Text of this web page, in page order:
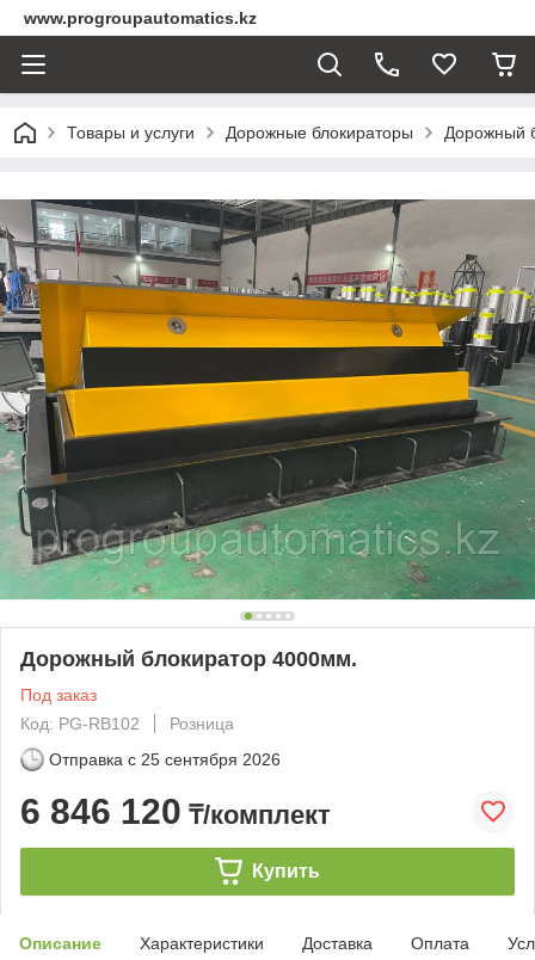
www.progroupautomatics.kz
Товары и услуги Дорожные блокираторы Дорожный
Дорожный блокиратор 4000мм.
Под заказ
Код: PG-RB102
Розница
Отправка с 25 сентября 2026
6 846 120 ₸/комплект
Купить
Описание Характеристики Доставка Оплата